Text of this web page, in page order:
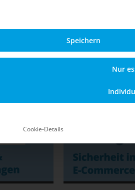
Blog
5: Informationen zu
einen stabilen Shopware-5-
Speichern
Nur
Cookie-Details